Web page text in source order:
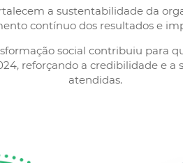
a sustentabilidade da
contínuo dos resultados e
social contribuiu para
reforçando a credibilidade e
atendidas.